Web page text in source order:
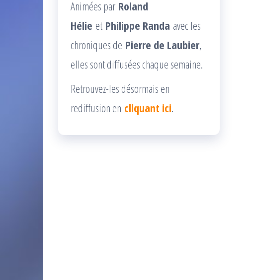
Animées par Roland
Hélie et Philippe Randa avec les
chroniques de Pierre de Laubier,
elles sont diffusées chaque semaine.
Retrouvez-les désormais en
rediffusion en cliquant ici.